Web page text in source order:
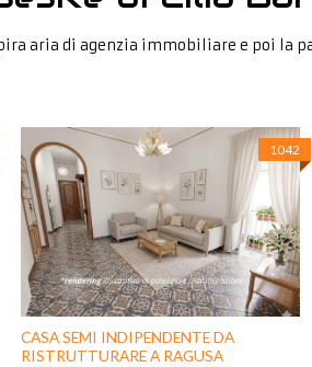
aria di agenzia immobiliare e poi la
1042
CASA SEMI INDIPENDENTE DA
RISTRUTTURARE A RAGUSA